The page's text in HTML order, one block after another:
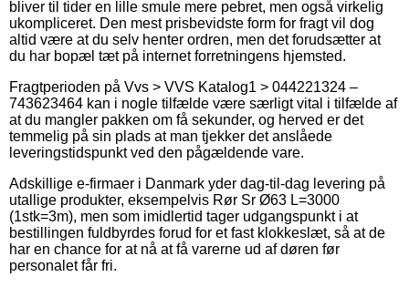
bliver til tider en lille smule mere pebret, men også virkelig
ukompliceret. Den mest prisbevidste form for fragt vil dog
altid være at du selv henter ordren, men det forudsætter at
du har bopæl tæt på internet forretningens hjemsted.
Fragtperioden på Vvs > VVS Katalog1 > 044221324 –
743623464 kan i nogle tilfælde være særligt vital i tilfælde af
at du mangler pakken om få sekunder, og herved er det
temmelig på sin plads at man tjekker det anslåede
leveringstidspunkt ved den pågældende vare.
Adskillige e-firmaer i Danmark yder dag-til-dag levering på
utallige produkter, eksempelvis Rør Sr Ø63 L=3000
(1stk=3m), men som imidlertid tager udgangspunkt i at
bestillingen fuldbyrdes forud for et fast klokkeslæt, så at de
har en chance for at nå at få varerne ud af døren før
personalet får fri.